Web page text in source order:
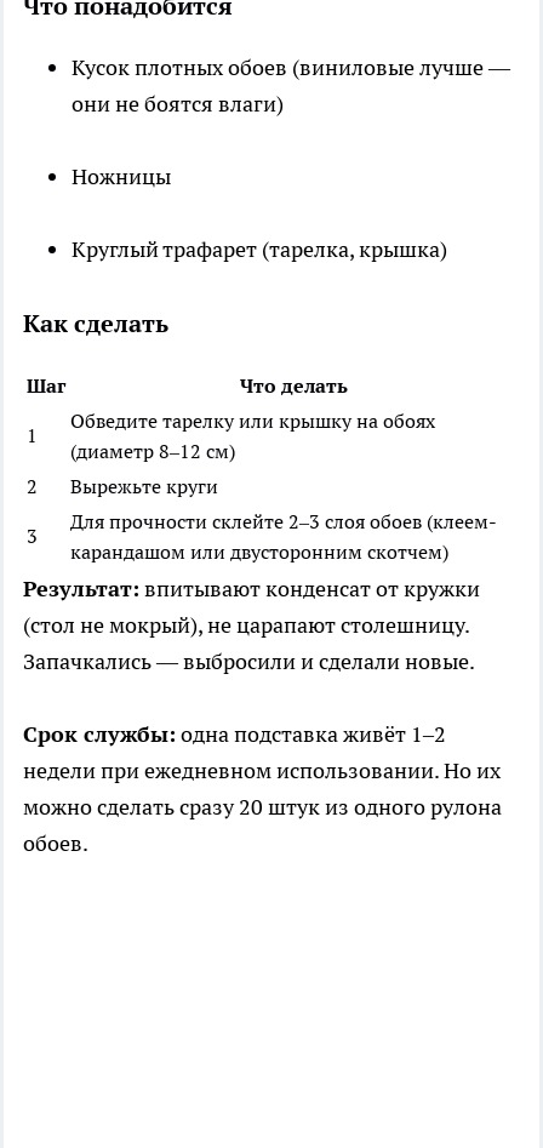
Кусок плотных обоев (виниловые лучше —
они не боятся влаги)
Ножницы
Круглый трафарет (тарелка, крышка)
Как сделать
Шаг Что делать
1
Обведите тарелку или крышку на обоях
(диаметр 8–12 см)
2
Вырежьте круги
3
Для прочности склейте 2–3 слоя обоев (клеем-
карандашом или двусторонним скотчем)
Результат: впитывают конденсат от кружки
(стол не мокрый), не царапают столешницу.
Запачкались — выбросили и сделали новые.
Срок службы: одна подставка живёт 1–2
недели при ежедневном использовании. Но их
можно сделать сразу 20 штук из одного рулона
обоев.